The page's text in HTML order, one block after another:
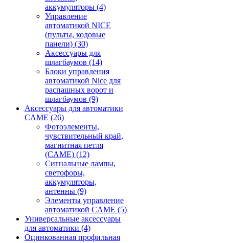
аккумуляторы (4)
Управление
автоматикой NICE
(пульты, кодовые
панели) (30)
Аксессуары для
шлагбаумов (14)
Блоки управления
автоматикой Nice для
распашных ворот и
шлагбаумов (9)
Аксессуары для автоматики
CAME (26)
Фотоэлементы,
чувствительный край,
магнитная петля
(CAME) (12)
Сигнальные лампы,
светофоры,
аккумуляторы,
антенны (9)
Элементы управление
автоматикой CAME (5)
Универсальные аксессуары
для автоматики (4)
Оцинкованная профильная